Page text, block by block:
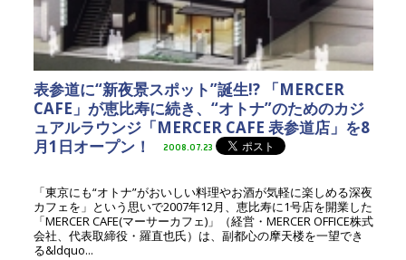
表参道に“新夜景スポット”誕生!? 「MERCER
CAFE」が恵比寿に続き、“オトナ”のためのカジ
ュアルラウンジ「MERCER CAFE 表参道店」を8
月1日オープン！
2008.07.23
「東京にも“オトナ”がおいしい料理やお酒が気軽に楽しめる深夜
カフェを」という思いで2007年12月、恵比寿に1号店を開業した
「MERCER CAFE(マーサーカフェ)」（経営・MERCER OFFICE株式
会社、代表取締役・羅直也氏）は、副都心の摩天楼を一望でき
る&ldquo...